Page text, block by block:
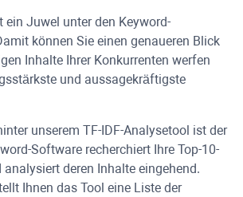
ein Juwel unter den Keyword-
können Sie einen genaueren Blick
Inhalte Ihrer Konkurrenten werfen
und aussagekräftigste
unserem TF-IDF-Analysetool ist der
Software recherchiert Ihre Top-10-
analysiert deren Inhalte eingehend.
Ihnen das Tool eine Liste der